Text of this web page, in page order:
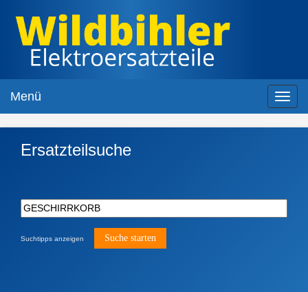
Menü
Ersatzteilsuche
Suchtipps anzeigen